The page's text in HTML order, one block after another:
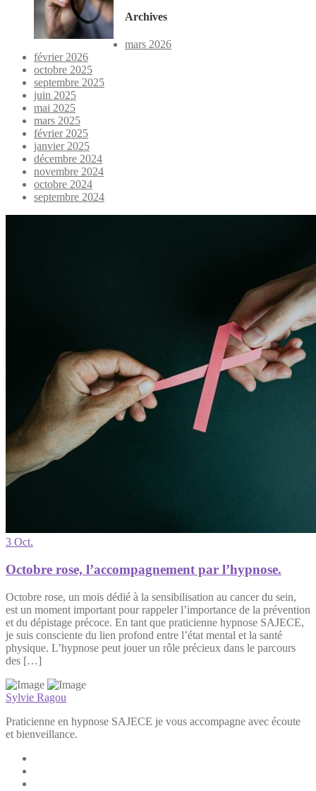
Archives
mars 2026
février 2026
octobre 2025
septembre 2025
juin 2025
mai 2025
mars 2025
février 2025
janvier 2025
décembre 2024
novembre 2024
octobre 2024
septembre 2024
3 Oct.
Octobre rose, l’accompagnement par l’hypnose.
Octobre rose, un mois dédié à la sensibilisation au cancer du sein,
est un moment important pour rappeler l’importance de la prévention
et du dépistage précoce. En tant que praticienne hypnose SAJECE,
je suis consciente du lien profond entre l’état mental et la santé
physique. L’hypnose peut jouer un rôle précieux dans le parcours
des […]
Sylvie Ragou
Praticienne en hypnose SAJECE je vous accompagne avec écoute
et bienveillance.